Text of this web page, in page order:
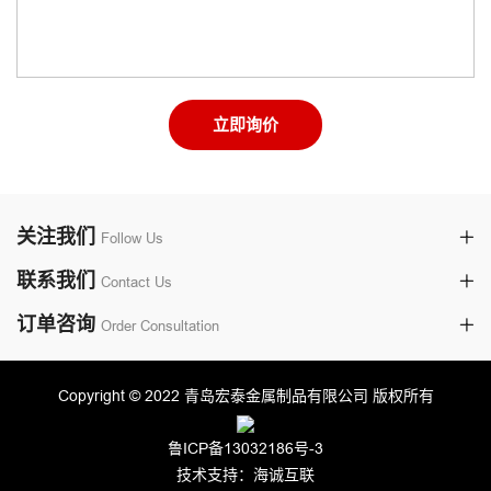
立即询价
关注我们 Follow Us
联系我们 Contact Us
订单咨询 Order Consultation
Copyright © 2022 青岛宏泰金属制品有限公司 版权所有
鲁ICP备13032186号-3
技术支持：海诚互联